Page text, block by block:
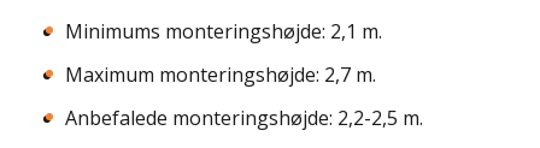
Minimums monteringshøjde: 2,1 m.
Maximum monteringshøjde: 2,7 m.
Anbefalede monteringshøjde: 2,2-2,5 m.